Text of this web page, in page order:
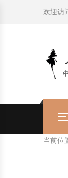
国外名模介绍
国外名模写真
社会热点新闻
国外名模介绍
国外名模写真
欢迎访
当前位